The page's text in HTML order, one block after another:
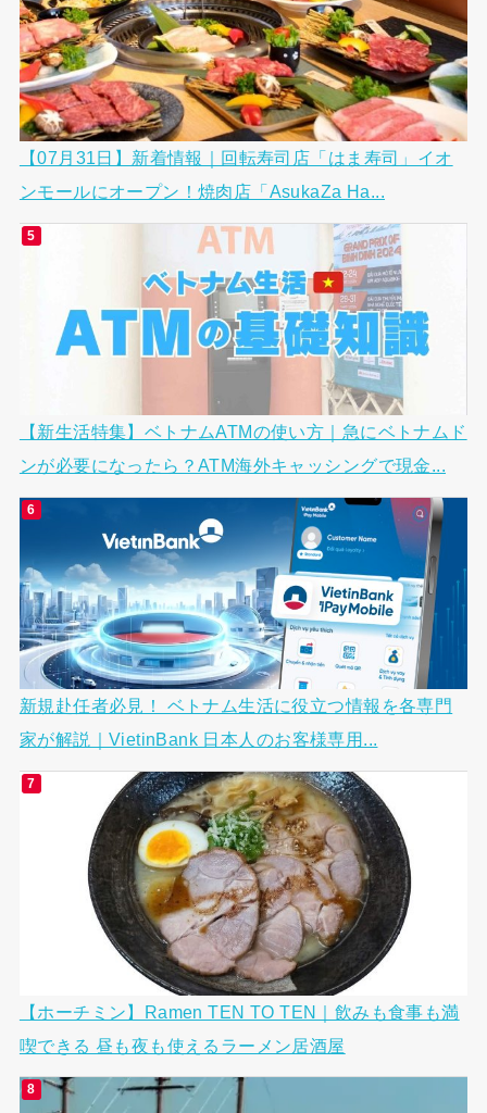
【07月31日】新着情報｜回転寿司店「はま寿司」イオ
ンモールにオープン！焼肉店「AsukaZa Ha...
【新生活特集】ベトナムATMの使い方｜急にベトナムド
ンが必要になったら？ATM海外キャッシングで現金...
新規赴任者必見！ ベトナム生活に役立つ情報を各専門
家が解説｜VietinBank 日本人のお客様専用...
【ホーチミン】Ramen TEN TO TEN｜飲みも食事も満
喫できる 昼も夜も使えるラーメン居酒屋